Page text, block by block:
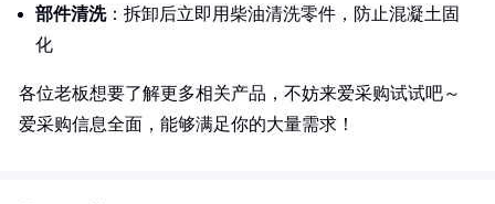
部件清洗：拆卸后立即用柴油清洗零件，防止混凝土固
化
各位老板想要了解更多相关产品，不妨来爱采购试试吧～
爱采购信息全面，能够满足你的大量需求！